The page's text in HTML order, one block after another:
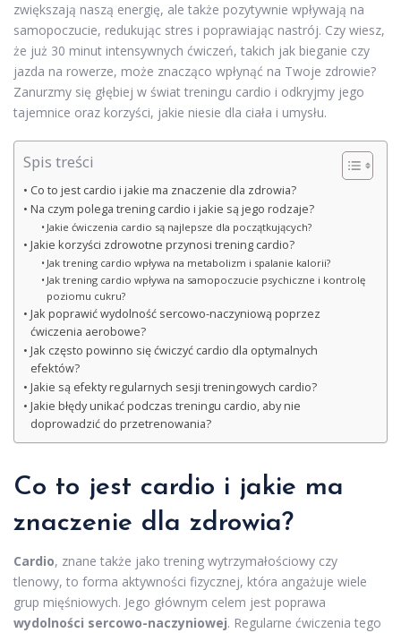
zwiększają naszą energię, ale także pozytywnie wpływają na
samopoczucie, redukując stres i poprawiając nastrój. Czy wiesz,
że już 30 minut intensywnych ćwiczeń, takich jak bieganie czy
jazda na rowerze, może znacząco wpłynąć na Twoje zdrowie?
Zanurzmy się głębiej w świat treningu cardio i odkryjmy jego
tajemnice oraz korzyści, jakie niesie dla ciała i umysłu.
Spis treści
Co to jest cardio i jakie ma znaczenie dla zdrowia?
Na czym polega trening cardio i jakie są jego rodzaje?
Jakie ćwiczenia cardio są najlepsze dla początkujących?
Jakie korzyści zdrowotne przynosi trening cardio?
Jak trening cardio wpływa na metabolizm i spalanie kalorii?
Jak trening cardio wpływa na samopoczucie psychiczne i kontrolę
poziomu cukru?
Jak poprawić wydolność sercowo-naczyniową poprzez
ćwiczenia aerobowe?
Jak często powinno się ćwiczyć cardio dla optymalnych
efektów?
Jakie są efekty regularnych sesji treningowych cardio?
Jakie błędy unikać podczas treningu cardio, aby nie
doprowadzić do przetrenowania?
Co to jest cardio i jakie ma
znaczenie dla zdrowia?
Cardio, znane także jako trening wytrzymałościowy czy
tlenowy, to forma aktywności fizycznej, która angażuje wiele
grup mięśniowych. Jego głównym celem jest poprawa
wydolności sercowo-naczyniowej. Regularne ćwiczenia tego